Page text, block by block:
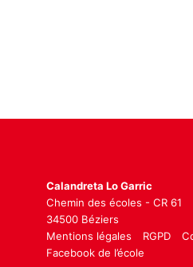
Calandreta Lo Garric
Chemin des écoles - CR 61
34500 Béziers
Mentions légales
RGPD
Facebook de l’école